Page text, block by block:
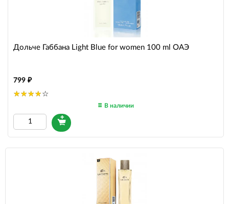
Дольче Габбана Light Blue for women 100 ml ОАЭ
799
В наличии